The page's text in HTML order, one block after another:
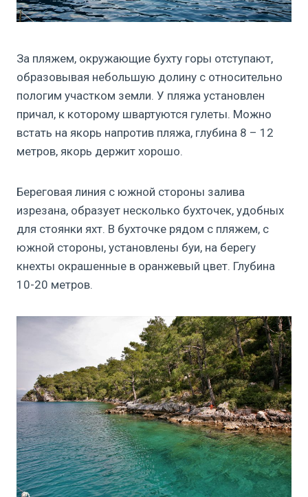
За пляжем, окружающие бухту горы отступают,
образовывая небольшую долину с относительно
пологим участком земли. У пляжа установлен
причал, к которому швартуются гулеты. Можно
встать на якорь напротив пляжа, глубина 8 – 12
метров, якорь держит хорошо.
Береговая линия с южной стороны залива
изрезана, образует несколько бухточек, удобных
для стоянки яхт. В бухточке рядом с пляжем, с
южной стороны, установлены буи, на берегу
кнехты окрашенные в оранжевый цвет. Глубина
10-20 метров.